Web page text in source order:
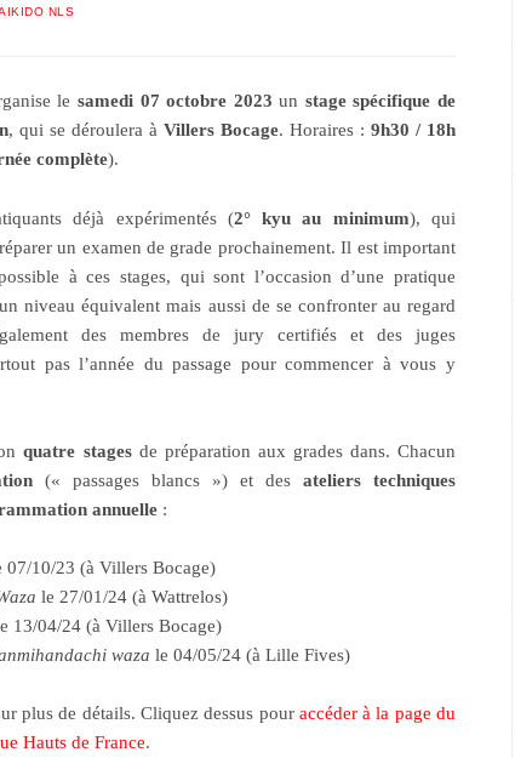
NLS
le samedi 07 octobre 2023un stage spécifique de
, qui se déroulera à Villers Bocage. Horaires : 9h30 / 18h
complète).
déjà expérimentés (2° kyu au minimum), qui
un examen de grade prochainement. Il est important
à ces stages, qui sont l’occasion d’une pratique
niveau équivalent mais aussi de se confronter au regard
des membres de jury certifiés et des juges
pas l’année du passage pour commencer à vous y
quatre stagesde préparation aux grades dans. Chacun
(« passages blancs ») et des ateliers techniques
annuelle :
07/10/23 (à Villers Bocage)
le 27/01/24 (à Wattrelos)
13/04/24 (à Villers Bocage)
waza le 04/05/24 (à Lille Fives)
plus de détails. Cliquez dessus pour accéder à la page du
Hauts de France.